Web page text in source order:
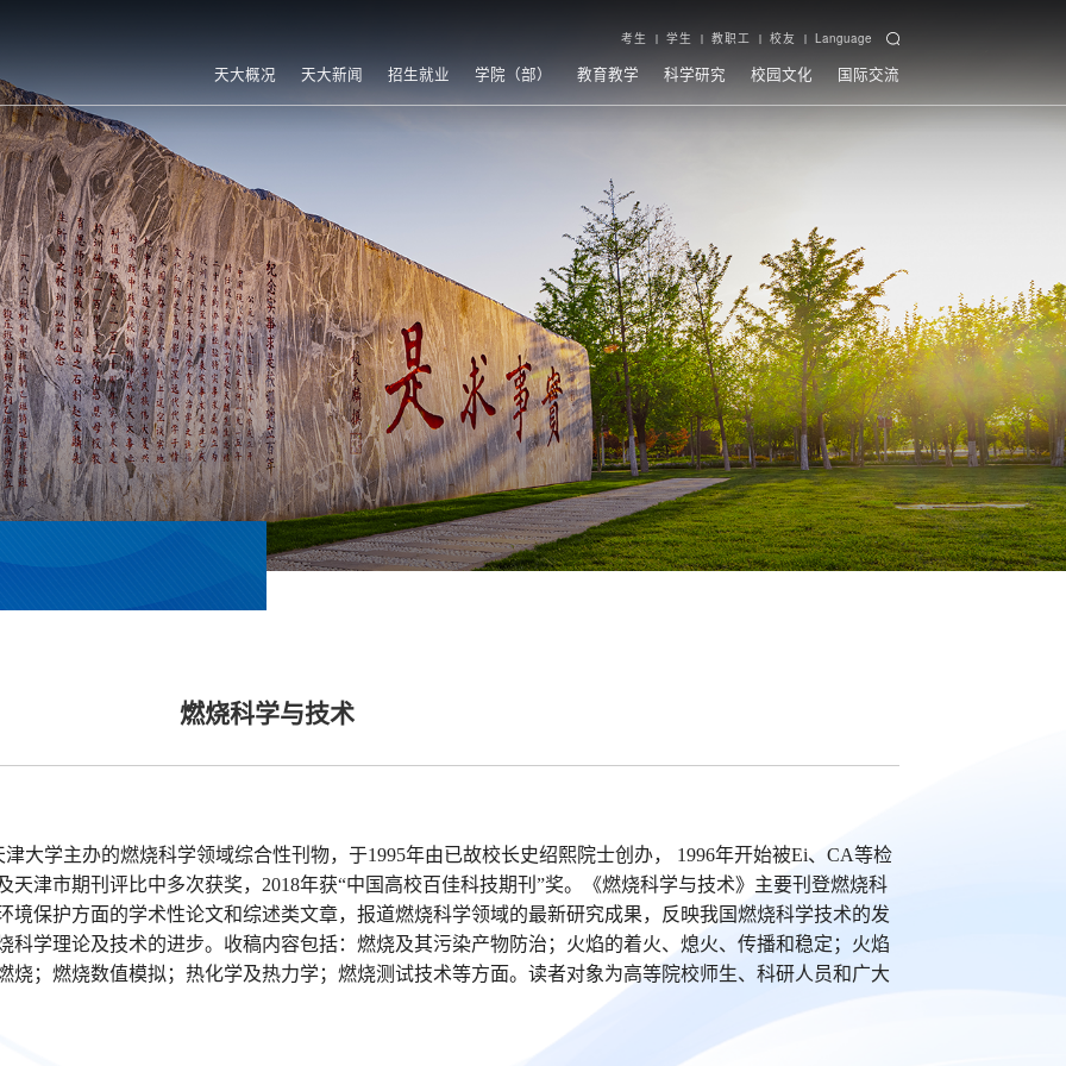
考生 学生 教职工 校友 Language
天大概况 天大新闻 招生就业 学院（部） 教育教学 科学研究 校园文化 国际交流
燃烧科学与技术
大学主办的燃烧科学领域综合性刊物，于1995年由已故校长史绍熙院士创办， 1996年开始被Ei、CA等检
津市期刊评比中多次获奖，2018年获“中国高校百佳科技期刊”奖。《燃烧科学与技术》主要刊登燃烧科
境保护方面的学术性论文和综述类文章，报道燃烧科学领域的最新研究成果，反映我国燃烧科学技术的发
科学理论及技术的进步。收稿内容包括：燃烧及其污染产物防治；火焰的着火、熄火、传播和稳定；火焰
烧；燃烧数值模拟；热化学及热力学；燃烧测试技术等方面。读者对象为高等院校师生、科研人员和广大